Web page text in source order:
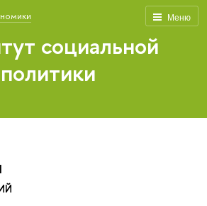
Меню
социальной
политики